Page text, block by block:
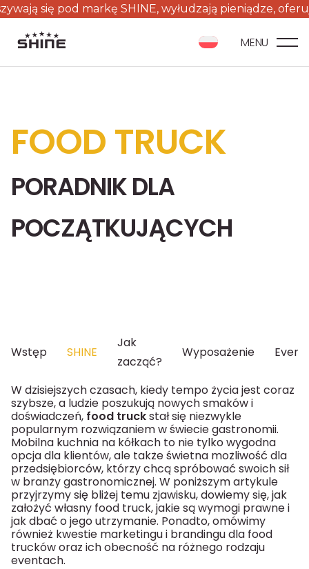
MENU
FOOD TRUCK
PORADNIK DLA
POCZĄTKUJĄCYCH
W dzisiejszych czasach, kiedy tempo życia jest coraz
szybsze, a ludzie poszukują nowych smaków i
doświadczeń, food truckstał się niezwykle
popularnym rozwiązaniem w świecie gastronomii.
Mobilna kuchnia na kółkach to nie tylko wygodna
opcja dla klientów, ale także świetna możliwość dla
przedsiębiorców, którzy chcą spróbować swoich sił
w branży gastronomicznej. W poniższym artykule
przyjrzymy się bliżej temu zjawisku, dowiemy się, jak
założyć własny food truck, jakie są wymogi prawne i
jak dbać o jego utrzymanie. Ponadto, omówimy
również kwestie marketingu i brandingu dla food
trucków oraz ich obecność na różnego rodzaju
eventach.
Wstęp SHINE
Jak
zacząć?
Wyposażenie
markę SHINE, wyłudzają pieniądze, oferują o